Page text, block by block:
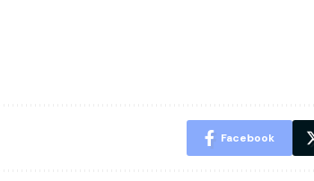
Facebook